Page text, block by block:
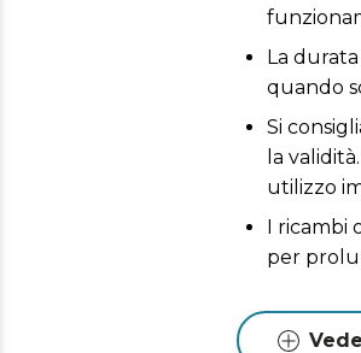
La
quando
Si
la
utilizzo
I ricambi
per